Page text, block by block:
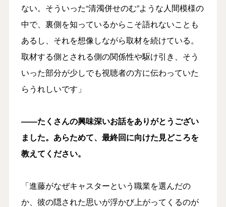
ない。そういった“清濁併せのむ”ような人間模様の
中で、裏側を知っているからこそ語れないことも
あるし、それを想像しながら取材を続けている。
取材する側とされる側の関係性や駆け引き、そう
いった部分が少しでも視聴者の方に伝わっていた
らうれしいです」
――たくさんの興味深いお話をありがとうござい
ました。あらためて、最終回に向けた見どころを
教えてください。
「進藤がなぜキャスターという職業を選んだの
か、彼の隠された思いが浮かび上がってくるのが